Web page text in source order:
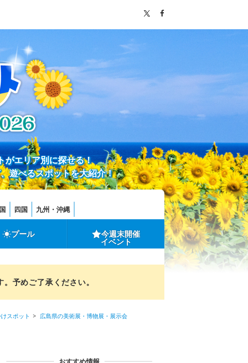
がエリア別に探せる！
遊べるスポットを大紹介！
四国 九州・沖縄
プール 今週末開催
イベント
予めご了承ください。
スポット
広島県の美術展・博物展・展示会